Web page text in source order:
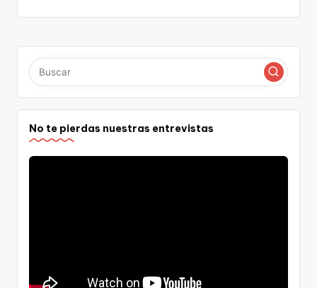
No te pierdas nuestras entrevistas